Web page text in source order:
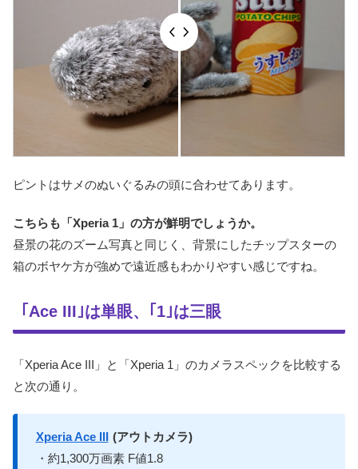
ピントはサメのぬいぐるみの頭に合わせてあります。
こちらも「Xperia 1」の方が鮮明でしょうか。
昼景の花のズーム写真と同じく、背景にしたチップスターの
箱のボヤケ方が強めで遠近感もわかりやすい感じですね。
｢Ace III｣は単眼、｢1｣は三眼
「Xperia Ace III」と「Xperia 1」のカメラスペックを比較する
と次の通り。
Xperia Ace III (アウトカメラ)
・約1,300万画素 F値1.8